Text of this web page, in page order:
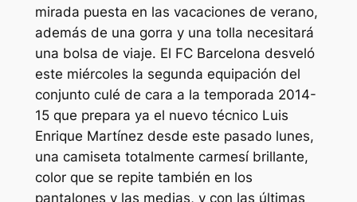
mirada puesta en las vacaciones de verano,
además de una gorra y una tolla necesitará
una bolsa de viaje. El FC Barcelona desveló
este miércoles la segunda equipación del
conjunto culé de cara a la temporada 2014-
15 que prepara ya el nuevo técnico Luis
Enrique Martínez desde este pasado lunes,
una camiseta totalmente carmesí brillante,
color que se repite también en los
pantalones y las medias, y con las últimas